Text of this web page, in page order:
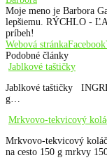
Moje meno je Barbora
lepšiemu. RÝCHLO -
príbeh!
Webová stránkaFacebook
Podobné články
Jablkové taštičky
Jablkové taštičky
g…
Mrkvovo-tekvicový
Mrkvovo-tekvicový
na cesto 150 g mrkvy